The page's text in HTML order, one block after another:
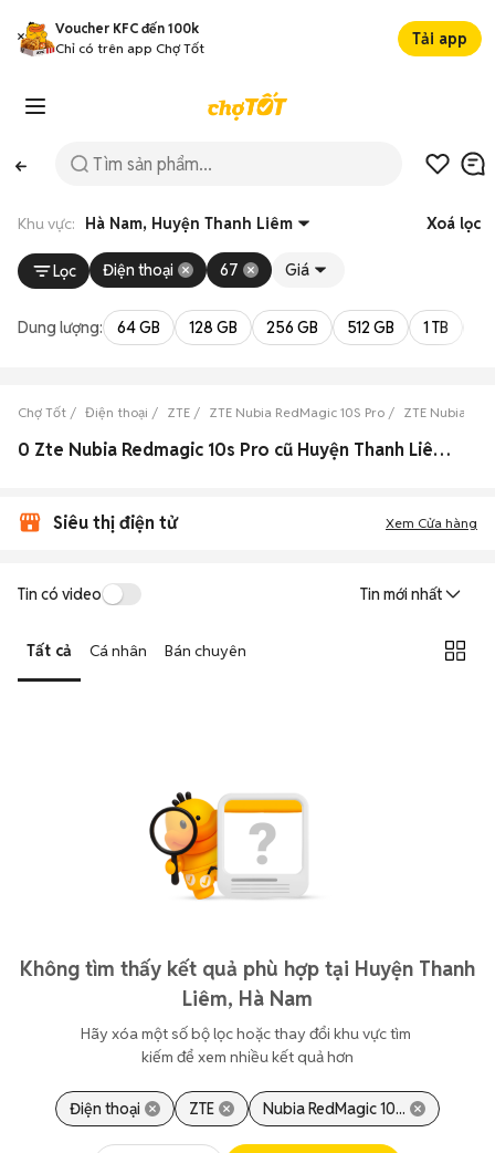
Voucher KFC đến 100k
Chỉ có trên app Chợ Tốt
Tải app
Khu vực: Hà Nam, Huyện Thanh Liêm Xoá lọc
Lọc Điện thoại 67 Giá
Dung lượng: 64 GB 128 GB 256 GB 512 GB 1 TB
Chợ Tốt Điện thoại ZTE ZTE Nubia RedMagic 10S Pro ZTE Nubia
0 Zte Nubia Redmagic 10s Pro cũ Huyện Thanh Liêm, Hà Nam đẹp
Siêu thị điện tử Xem Cửa hàng
Tin có video Tin mới nhất
Tất cả Cá nhân Bán chuyên
Không tìm thấy kết quả phù hợp tại Huyện Thanh
Liêm, Hà Nam
Hãy xóa một số bộ lọc hoặc thay đổi khu vực tìm
kiếm để xem nhiều kết quả hơn
Điện thoại ZTE Nubia RedMagic 10...